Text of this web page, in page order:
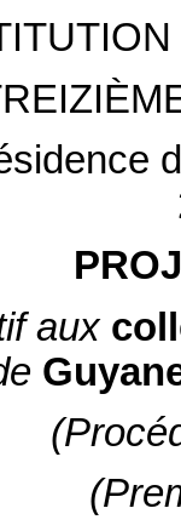
aux